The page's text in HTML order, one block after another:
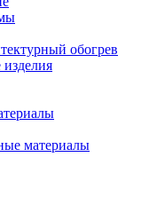
обогрев
материалы